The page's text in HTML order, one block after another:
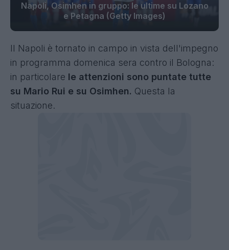
Napoli, Osimhen in gruppo: le ultime su Lozano
e Petagna (Getty Images)
Il Napoli è tornato in campo in vista dell'impegno
in programma domenica sera contro il Bologna:
in particolare le attenzioni sono puntate tutte
su Mario Rui e su Osimhen. Questa la
situazione.